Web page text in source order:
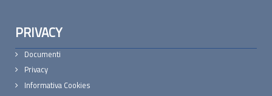
PRIVACY
Documenti
Privacy
Informativa Cookies